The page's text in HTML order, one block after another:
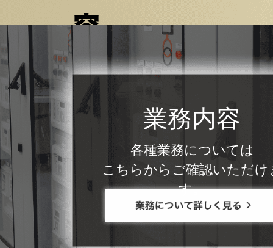
容
業務内容
各種業務については
こちらからご確認いただけ
す。